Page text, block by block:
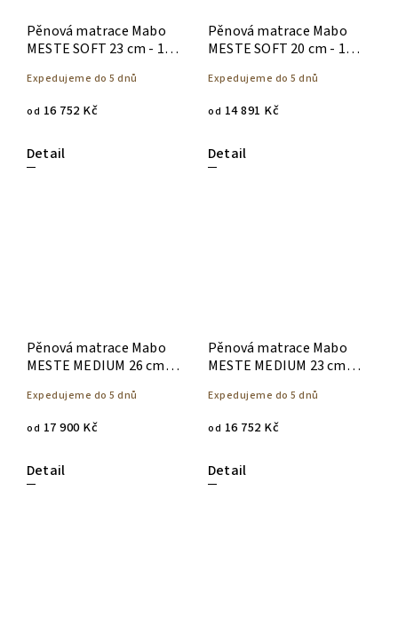
Pěnová matrace Mabo
MESTE SOFT 23 cm - 140
Expedujeme do 5 dnů
od 16 752 Kč
Detail
Pěnová matrace Mabo
MESTE SOFT 20 cm - 140
Expedujeme do 5 dnů
od 14 891 Kč
Detail
Pěnová matrace Mabo
MESTE MEDIUM 26 cm -
Expedujeme do 5 dnů
od 17 900 Kč
Detail
Pěnová matrace Mabo
MESTE MEDIUM 23 cm -
Expedujeme do 5 dnů
od 16 752 Kč
Detail